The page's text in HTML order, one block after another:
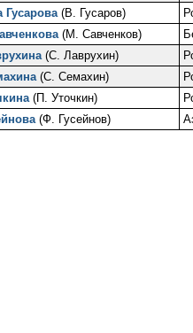
(В. Гусаров)
(М. Савченков)
(С. Лаврухин)
(С. Семахин)
(П. Уточкин)
(Ф. Гусейнов)